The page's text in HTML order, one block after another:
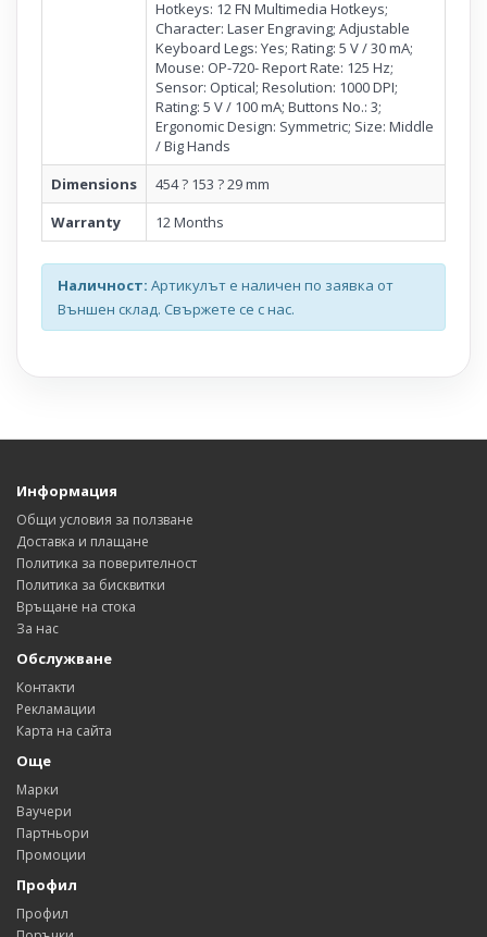
Hotkeys: 12 FN Multimedia Hotkeys;
Character: Laser Engraving; Adjustable
Keyboard Legs: Yes; Rating: 5 V / 30 mA;
Mouse: OP-720- Report Rate: 125 Hz;
Sensor: Optical; Resolution: 1000 DPI;
Rating: 5 V / 100 mA; Buttons No.: 3;
Ergonomic Design: Symmetric; Size: Middle
/ Big Hands
Dimensions
454 ? 153 ? 29 mm
Warranty
12 Months
Наличност: Артикулът е наличен по заявка от
Външен склад. Свържете се с нас.
Информация
Общи условия за ползване
Доставка и плащане
Политика за поверителност
Политика за бисквитки
Връщане на стока
За нас
Обслужване
Контакти
Рекламации
Карта на сайта
Още
Марки
Ваучери
Партньори
Промоции
Профил
Профил